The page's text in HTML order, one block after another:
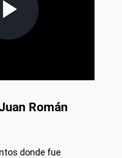
Román
donde fue